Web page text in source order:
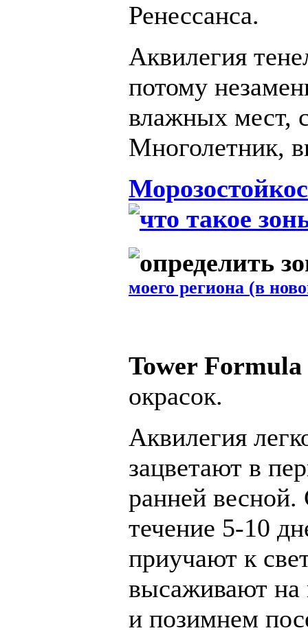
Ренессанса.
Аквилегия
потому
влажных мест,
Многолетник, в
моего региона (в
Tower
окрасок.
Аквилегия
зацветают в
ранней весной.
течение 5-10
приучают к
высаживают на
и позимнем